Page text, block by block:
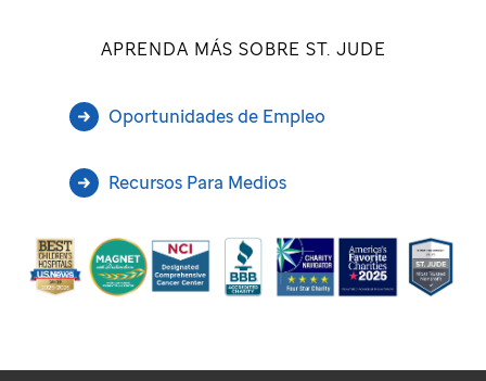
APRENDA MÁS SOBRE ST. JUDE
Oportunidades de Empleo
Recursos Para Medios